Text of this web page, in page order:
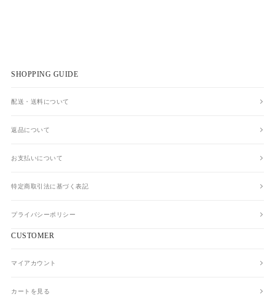
SHOPPING GUIDE
配送・送料について
返品について
お支払いについて
特定商取引法に基づく表記
プライバシーポリシー
CUSTOMER
マイアカウント
カートを見る